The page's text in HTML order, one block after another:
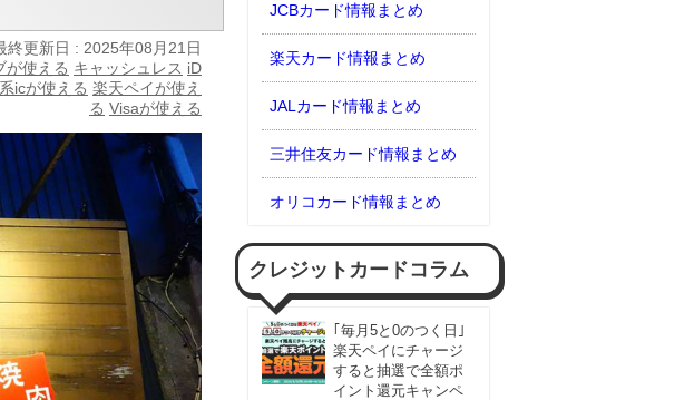
終更新日 : 2025年08月21日
が使える キャッシュレス iD
icが使える 楽天ペイが使え
る Visaが使える
JCBカード情報まとめ
楽天カード情報まとめ
JALカード情報まとめ
三井住友カード情報まとめ
オリコカード情報まとめ
クレジットカードコラム
｢毎月5と0のつく日｣
楽天ペイにチャージ
すると抽選で全額ポ
イント還元キャンペ